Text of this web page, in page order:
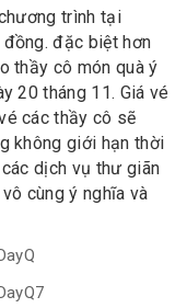
trình tại
đặc biệt hơn
thầy cô món quà ý
20 tháng 11. Giá vé
các thầy cô sẽ
không giới hạn thời
dịch vụ thư giãn
cùng ý nghĩa và